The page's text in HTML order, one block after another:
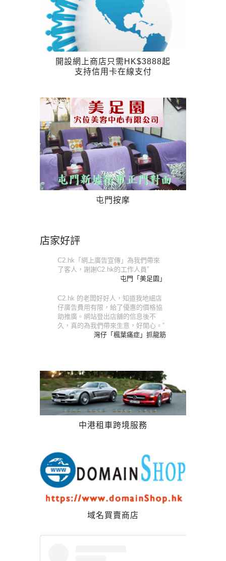
開設網上商店只需HK$3888起
支持信用卡在線支付
屯門按摩
店家好評
C2.hk「網上廣告宣傳」為我們帶來
了客人，謝謝C2.hk的工作人員”
屯門「美足園」
C2.hk 的老闆好好人，知道我地細店
仔廣告費用有限，給了優惠的價格協
助推廣。網站登出店舖的信息後不
久，真的為我們帶來生意，好開心。”
灣仔「楓葉痛症」抓龍筋
中港租車跨境服務
域名買賣商店